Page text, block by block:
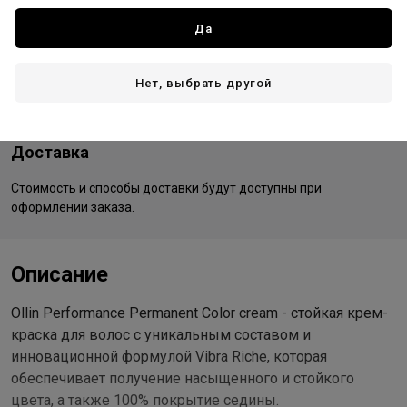
Россия - страна бренда
Доставка
Стоимость и способы доставки будут доступны при
оформлении заказа.
Описание
Ollin Performance Permanent Color cream - стойкая крем-
краска для волос с уникальным составом и
инновационной формулой Vibra Riche, которая
обеспечивает получение насыщенного и стойкого
цвета, а также 100% покрытие седины.
Да
Нет, выбрать другой